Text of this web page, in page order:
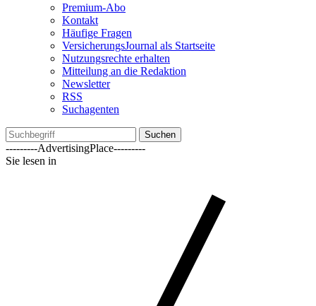
Premium-Abo
Kontakt
Häufige Fragen
VersicherungsJournal als Startseite
Nutzungsrechte erhalten
Mitteilung an die Redaktion
Newsletter
RSS
Suchagenten
Suchen
---------AdvertisingPlace---------
Sie lesen in